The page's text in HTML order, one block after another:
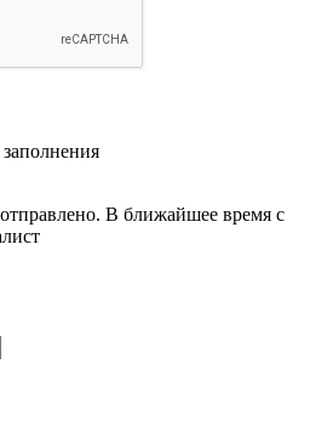
В ближайшее время с